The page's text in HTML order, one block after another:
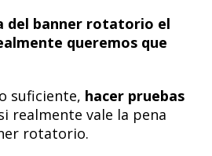
del banner rotatorio el
queremos que
hacer pruebas
realmente vale la pena
rotatorio.